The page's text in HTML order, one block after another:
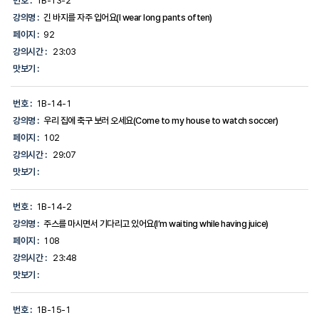
강의명 : 긴 바지를 자주 입어요(I wear long pants often)
페이지 : 92
강의시간 :
23:03
맛보기 :
번호 : 1B-14-1
강의명 : 우리 집에 축구 보러 오세요(Come to my house to watch soccer)
페이지 : 102
강의시간 :
29:07
맛보기 :
번호 : 1B-14-2
강의명 : 주스를 마시면서 기다리고 있어요(I’m waiting while having juice)
페이지 : 108
강의시간 :
23:48
맛보기 :
번호 : 1B-15-1